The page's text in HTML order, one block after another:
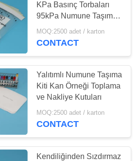
KPa Basınç Torbaları
95kPa Numune Taşıma
Çantası
MOQ:2500 adet / karton
CONTACT
Yalıtımlı Numune Taşıma
Kiti Kan Örneği Toplama
ve Nakliye Kutuları
MOQ:2500 adet / karton
CONTACT
Kendiliğinden Sızdırmaz